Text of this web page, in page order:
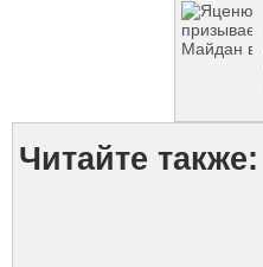
Читайте также: